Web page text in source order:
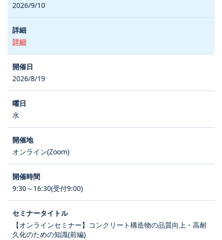
2026/9/10
詳細
2026/8/19
水
オンライン(Zoom)
9:30～16:30(受付9:00)
【オンラインセミナー】コンクリート構造物の品質向上・高耐
久化のための知識(前編)